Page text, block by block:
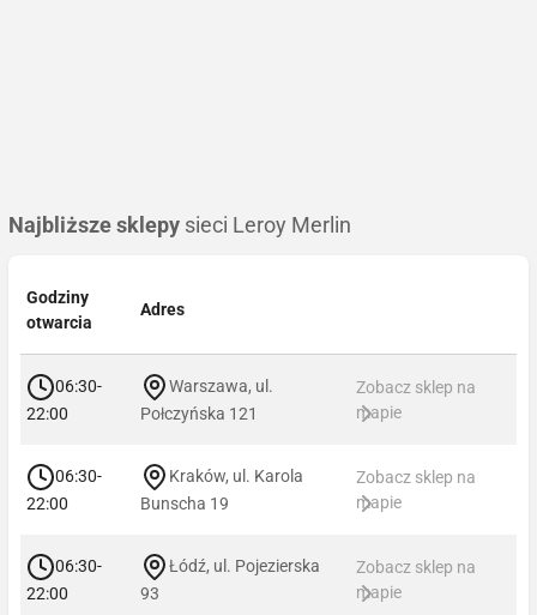
Najbliższe sklepy sieci Leroy Merlin
Godziny
otwarcia
Adres
06:30-
22:00
Warszawa, ul.
Połczyńska 121
Zobacz sklep na
mapie
06:30-
22:00
Kraków, ul. Karola
Bunscha 19
Zobacz sklep na
mapie
06:30-
22:00
Łódź, ul. Pojezierska
93
Zobacz sklep na
mapie